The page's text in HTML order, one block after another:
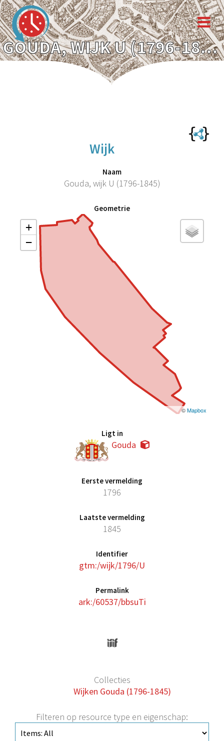
GOUDA, WIJK U (1796-1845)
Wijk
Naam
Gouda, wijk U (1796-1845)
Geometrie
+
−
©Mapbox
Ligt in
Gouda
Eerste vermelding
1796
Laatste vermelding
1845
Identifier
gtm:/wijk/1796/U
Permalink
ark:/60537/bbsuTi
Collecties
Wijken Gouda (1796-1845)
Filteren op resource type en eigenschap: